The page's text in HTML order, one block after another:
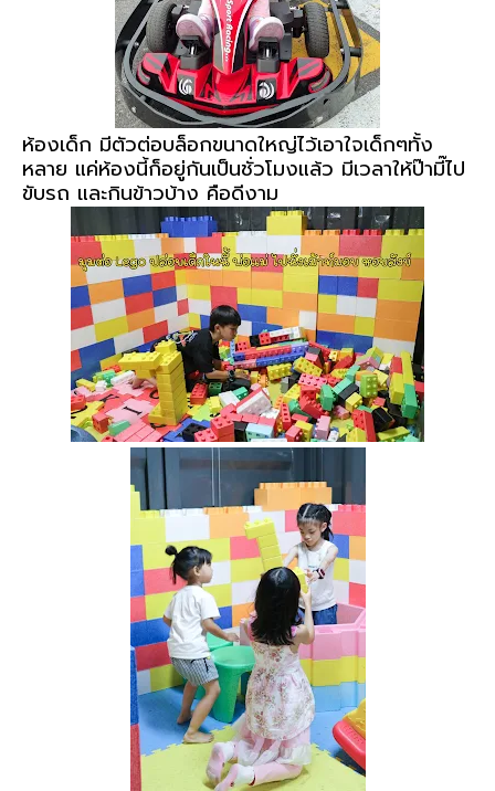
ห้องเด็ก มีตัวต่อบล็อกขนาดใหญ่ไว้เอาใจเด็กๆทั้ง
หลาย แค่ห้องนี้ก็อยู่กันเป็นชั่วโมงแล้ว มีเวลาให้ป๊ามี๊ไป
ขับรถ และกินข้าวบ้าง คือดีงาม